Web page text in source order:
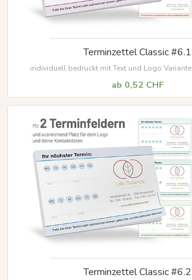
Terminzettel Classic #6.1
individuell bedruckt mit Text und Logo Variante
ab 0,52 CHF
Terminzettel Classic #6.2